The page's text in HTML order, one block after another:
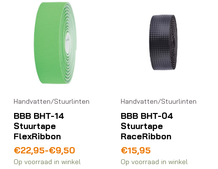
Handvatten/Stuurlinten
BBB BHT-14
Stuurtape
FlexRibbon
€9,50
-
€22,95
Prijsklasse:
€9,50
Op voorraad in winkel
Handvatten/Stuurlinten
BBB BHT-04
Stuurtape
RaceRibbon
€15,95
Op voorraad in winkel